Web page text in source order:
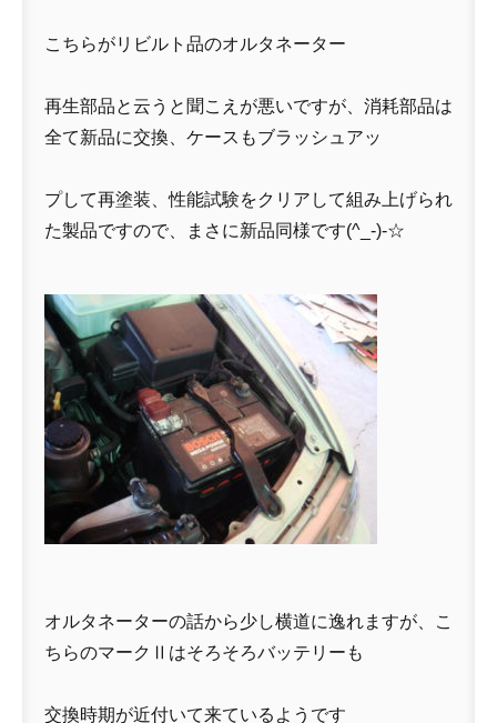
こちらがリビルト品のオルタネーター
再生部品と云うと聞こえが悪いですが、消耗部品は
全て新品に交換、ケースもブラッシュアッ
プして再塗装、性能試験をクリアして組み上げられ
た製品ですので、まさに新品同様です(^_-)-☆
オルタネーターの話から少し横道に逸れますが、こ
ちらのマークⅡはそろそろバッテリーも
交換時期が近付いて来ているようです